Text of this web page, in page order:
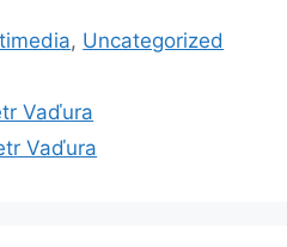
, Uncategorized
Vaďura
Vaďura